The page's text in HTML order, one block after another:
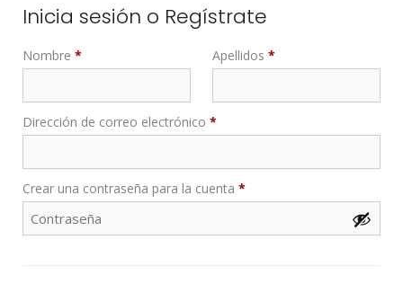
Inicia sesión o Regístrate
Nombre * Apellidos *
Dirección de correo electrónico *
Crear una contraseña para la cuenta *